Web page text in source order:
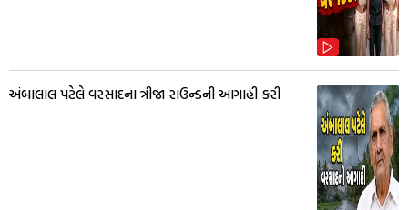
અંબાલાલ પટેલે વરસાદના ત્રીજા રાઉન્ડની આગાહી કરી